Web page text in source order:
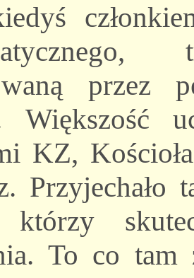
przez
Większość
KZ,
którzy
To co tam